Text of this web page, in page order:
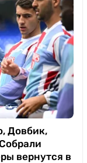
Довбик,
вернутся в